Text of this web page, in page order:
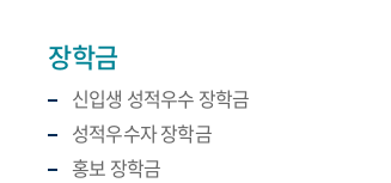
장학금
신입생 성적우수 장학금
성적우수자 장학금
홍보 장학금